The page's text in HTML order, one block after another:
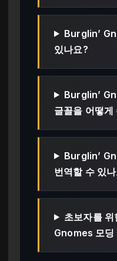
Burglin’
있나요?
Burglin’
글꼴을 어떻게
Burglin’
번역할 수 있
초보자를
Gnomes 모딩